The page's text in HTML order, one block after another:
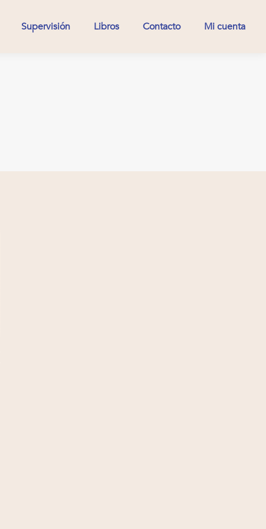
Supervisión Libros Contacto Mi cuenta
Supervisión Libros Contacto Mi cuenta